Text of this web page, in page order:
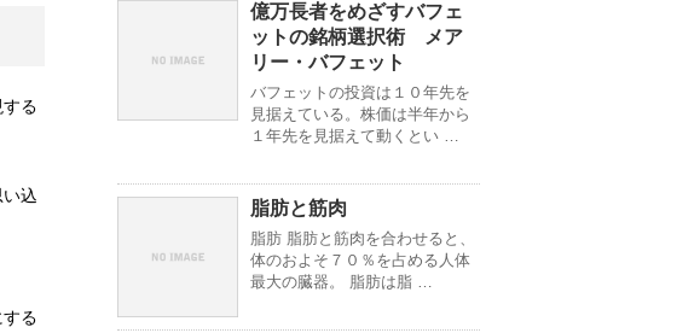
る
込
る
億万長者をめざすバフェ
ットの銘柄選択術 メア
リー・バフェット
バフェットの投資は１０年先を
見据えている。株価は半年から
１年先を見据えて動くとい …
脂肪と筋肉
脂肪 脂肪と筋肉を合わせると、
体のおよそ７０％を占める人体
最大の臓器。 脂肪は脂 …